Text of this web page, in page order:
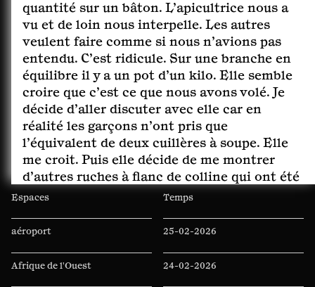
quantité sur un bâton. L’apicultrice nous a
vu et de loin nous interpelle. Les autres
veulent faire comme si nous n’avions pas
entendu. C’est ridicule. Sur une branche en
équilibre il y a un pot d’un kilo. Elle semble
croire que c’est ce que nous avons volé. Je
décide d’aller discuter avec elle car en
réalité les garçons n’ont pris que
l’équivalent de deux cuillères à soupe. Elle
me croit. Puis elle décide de me montrer
d’autres ruches à flanc de colline qui ont été
construites en terre crue. Il faut desceller
Moyen-Âge ou de l’Égypte copte. Une sorte
entrer qu’à quatre pattes. Ça me fait penser
Espaces Temps
aéroport
Afrique de l'Ouest
25-02-2026
24-02-2026